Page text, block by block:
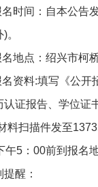
名时间：自本公告
。
名地点：绍兴市柯
名资料:填写《公开
认证报告、学位证
料扫描件发至
午5：00前到报名
提醒：